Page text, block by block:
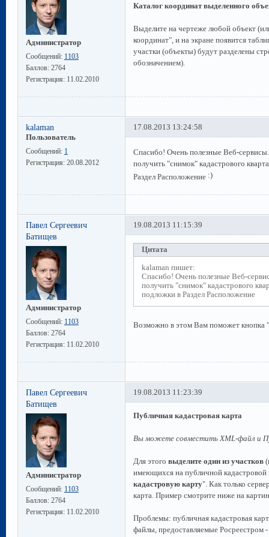
Администратор
Сообщений: 1103
Баллов: 2764
Регистрация: 11.02.2010
Каталог координат выделенного
Выделите на чертеже любой объект
координат", и на экране появится
участки (объекты) будут разделены
обозначением).
kalaman
Пользователь
Сообщений: 1
Регистрация: 20.08.2012
17.08.2013 13:24:58
Спасибо! Очень полезные Веб-
получить "снимок" кадастрового
Раздел Расположение
Павел Сергеевич
Батищев
Администратор
Сообщений: 1103
Баллов: 2764
Регистрация: 11.02.2010
19.08.2013 11:15:39
Цитата
kalaman пишет:
Спасибо! Очень полезные Веб-
получить "снимок" кадастрового
подложки в Раздел Расположение
Возможно в этом Вам поможет кнопка "
Павел Сергеевич
Батищев
Администратор
Сообщений: 1103
Баллов: 2764
Регистрация: 11.02.2010
19.08.2013 11:23:39
Публичная кадастровая карта
Вы можете совместить XML-файл и
Для этого выделите один из участков
имеющихся на публичной кадастровой
кадастровую карту". Как только
карта. Пример смотрите ниже на
Проблемы: публичная кадастровая
файлы, предоставляемые Росреестром